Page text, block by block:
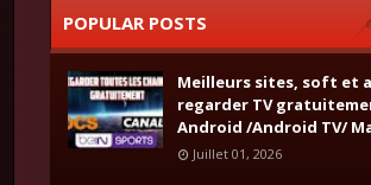
POPULAR POSTS
Meilleurs sites, soft et
regarder TV
Android /Android TV/
Juillet 01, 2026